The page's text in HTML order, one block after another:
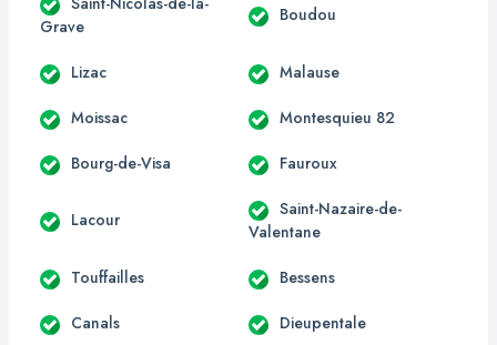
Grave
Boudou
Lizac Malause
Moissac Montesquieu 82
Bourg-de-Visa Fauroux
Lacour
Saint-Nazaire-de-
Valentane
Touffailles Bessens
Canals Dieupentale